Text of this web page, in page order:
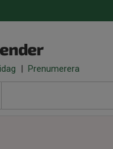
| Prenumerera